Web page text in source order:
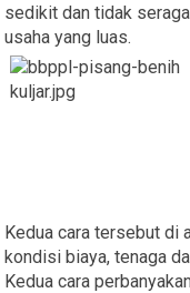
sedikit dan tidak
usaha yang luas.
Kedua cara tersebut di
kondisi biaya, tenaga
Kedua cara